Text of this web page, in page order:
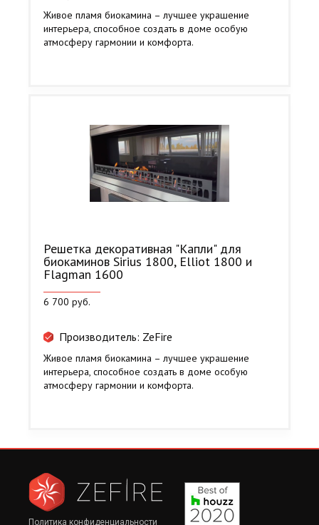
Живое пламя биокамина – лучшее украшение
интерьера, способное создать в доме особую
атмосферу гармонии и комфорта.
Решетка декоративная "Капли" для
биокаминов Sirius 1800, Elliot 1800 и
Flagman 1600
6 700 руб.
Производитель: ZeFire
Живое пламя биокамина – лучшее украшение
интерьера, способное создать в доме особую
атмосферу гармонии и комфорта.
Политика конфиденциальности